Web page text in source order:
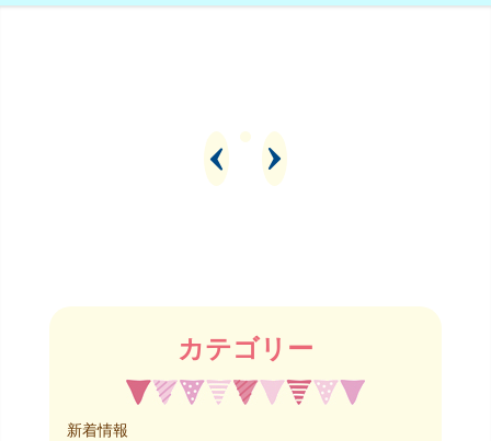
カテゴリー
新着情報